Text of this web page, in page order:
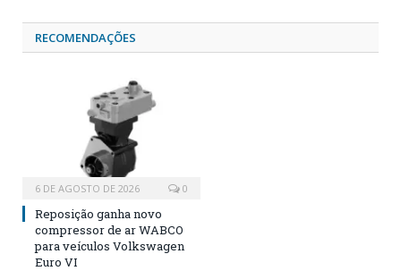
RECOMENDAÇÕES
6 DE AGOSTO DE 2026 0
Reposição ganha novo
compressor de ar WABCO
para veículos Volkswagen
Euro VI